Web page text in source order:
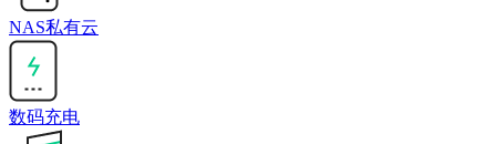
NAS私有云
数码充电